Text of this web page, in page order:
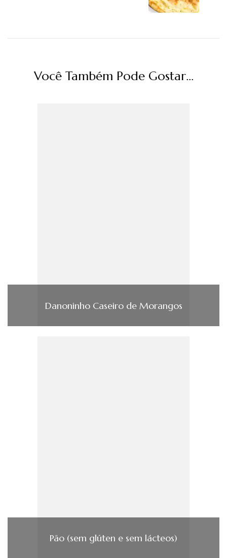
Você Também Pode Gostar...
Danoninho Caseiro de Morangos
Pão (sem glúten e sem lácteos)